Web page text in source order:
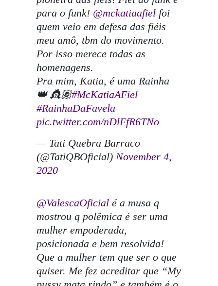
para o funk! @mckatiaafielfoi
quem veio em defesa das fiéis
meu amô, tbm do movimento.
Por isso merece todas as
homenagens.
Pra mim, Katia, é uma Rainha
👑 👸🏽#McKatiaAFiel
#RainhaDaFavela
pic.twitter.com/nDlFfR6TNo
— Tati Quebra Barraco
(@TatiQBOficial) November 4,
2020
@ValescaOficialé a musa q
mostrou q polêmica é ser uma
mulher empoderada,
posicionada e bem resolvida!
Que a mulher tem que ser o que
quiser. Me fez acreditar que “My